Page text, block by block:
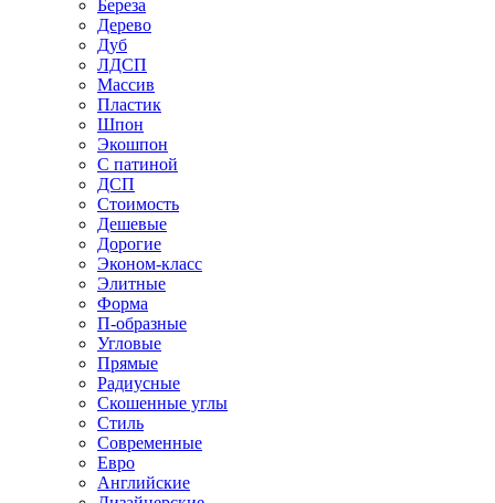
Береза
Дерево
Дуб
ЛДСП
Массив
Пластик
Шпон
Экошпон
С патиной
ДСП
Стоимость
Дешевые
Дорогие
Эконом-класс
Элитные
Форма
П-образные
Угловые
Прямые
Радиусные
Скошенные углы
Стиль
Современные
Евро
Английские